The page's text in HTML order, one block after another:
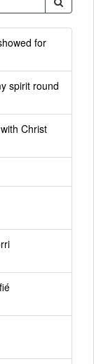
for
spirit round
Christ